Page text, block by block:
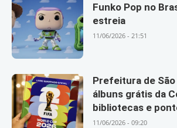
Funko Pop no
estreia
11/06/2026 - 21:51
Prefeitura de
álbuns grátis da
bibliotecas e
11/06/2026 - 09:20